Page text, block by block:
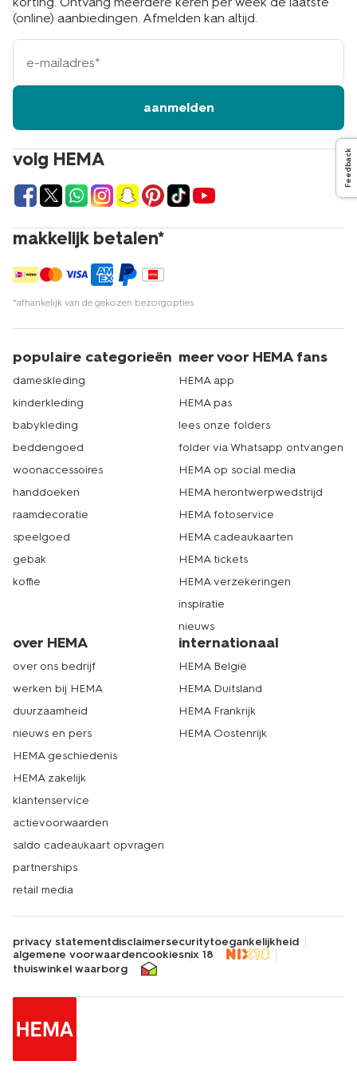
volg HEMA
makkelijk betalen*
*afhankelijk van de gekozen bezorgopties
(online) aanbiedingen. Afmelden kan altijd.
e-
mailadres
aanmelden
populaire categorieën
dameskleding
kinderkleding
babykleding
beddengoed
woonaccessoires
handdoeken
raamdecoratie
speelgoed
gebak
koffie
meer voor HEMA fans
HEMA app
HEMA pas
lees onze folders
folder via Whatsapp ontvangen
HEMA op social media
HEMA herontwerpwedstrijd
HEMA fotoservice
HEMA cadeaukaarten
HEMA tickets
HEMA verzekeringen
inspiratie
nieuws
over HEMA
over ons bedrijf
werken bij HEMA
duurzaamheid
nieuws en pers
HEMA geschiedenis
HEMA zakelijk
klantenservice
actievoorwaarden
saldo cadeaukaart opvragen
partnerships
retail media
internationaal
HEMA België
HEMA Duitsland
HEMA Frankrijk
HEMA Oostenrijk
privacy statementdisclaimersecuritytoegankelijkheid
algemene voorwaardencookiesnix 18
thuiswinkel waarborg
Feedback